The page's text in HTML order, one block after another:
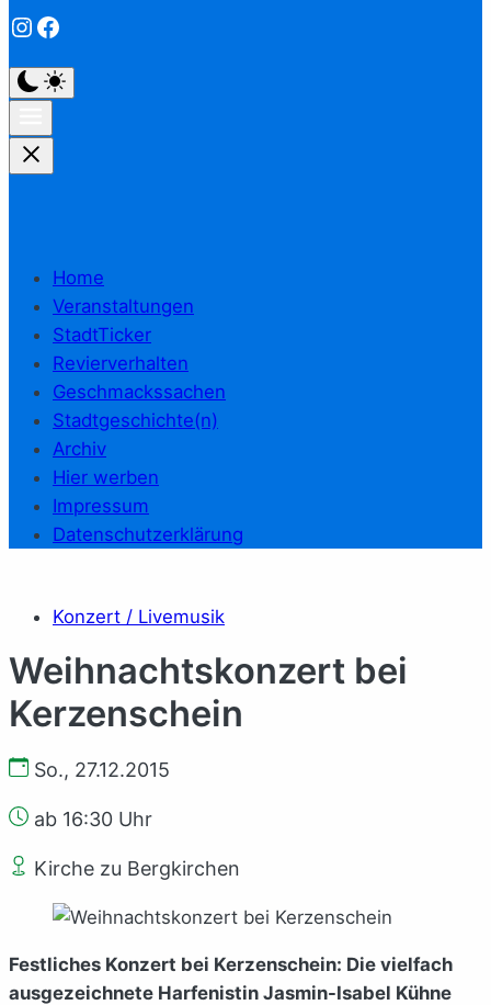
Instagram
Facebook
Home
Veranstaltungen
StadtTicker
Revierverhalten
Geschmackssachen
Stadtgeschichte(n)
Archiv
Hier werben
Impressum
Datenschutzerklärung
Konzert / Livemusik
Weihnachtskonzert bei
Kerzenschein
So., 27.12.2015
ab 16:30 Uhr
Kirche zu Bergkirchen
Festliches Konzert bei Kerzenschein: Die vielfach
ausgezeichnete Harfenistin Jasmin-Isabel Kühne